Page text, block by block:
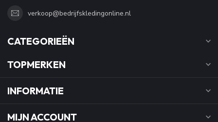
verkoop@bedrijfskledingonline.nl
CATEGORIEËN
TOPMERKEN
INFORMATIE
MIJN ACCOUNT